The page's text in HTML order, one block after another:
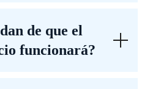
de que el
funcionará?